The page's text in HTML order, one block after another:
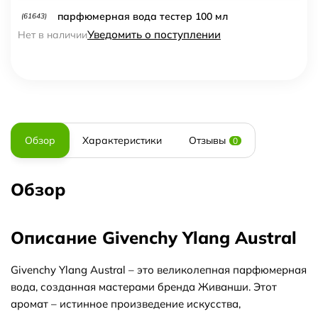
(61643)
парфюмерная вода тестер 100 мл
Нет в наличииУведомить о поступлении
Обзор Характеристики Отзывы 0
Обзор
Описание Givenchy Ylang Austral
Givenchy Ylang Austral – это великолепная парфюмерная
вода, созданная мастерами бренда Живанши. Этот
аромат – истинное произведение искусства,